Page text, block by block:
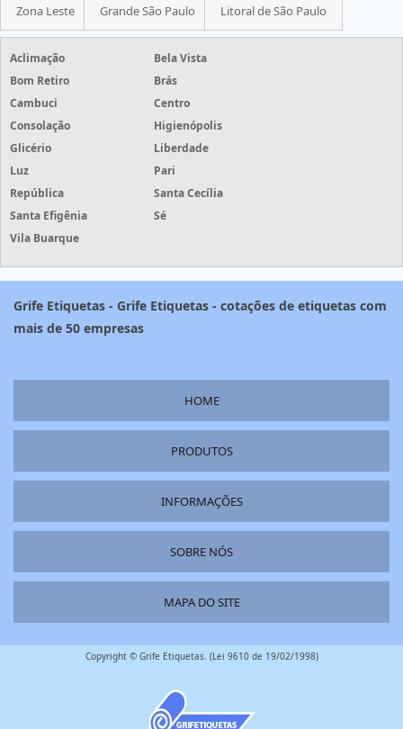
Zona Leste Grande São Paulo Litoral de São Paulo
Aclimação
Bela Vista
Bom Retiro
Brás
Cambuci
Centro
Consolação
Higienópolis
Glicério
Liberdade
Luz
Pari
República
Santa Cecília
Santa Efigênia
Sé
Vila Buarque
Grife Etiquetas - Grife Etiquetas - cotações de etiquetas com
mais de 50 empresas
HOME
PRODUTOS
INFORMAÇÕES
SOBRE NÓS
MAPA DO SITE
Copyright © Grife Etiquetas. (Lei 9610 de 19/02/1998)